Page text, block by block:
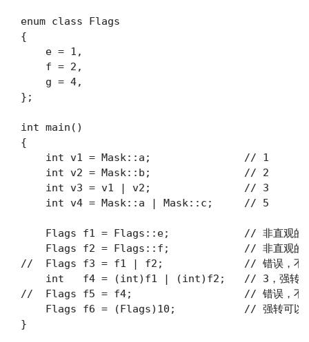
enum class Flags
{
    e = 1,
    f = 2,
    g = 4,
};
int main()
{
    int v1 = Mask::a;               // 1
    int v2 = Mask::b;               // 2
    int v3 = v1 | v2;               // 3
    int v4 = Mask::a | Mask::c;     // 5
Flags f1 = Flags::e;            // 非直观的
Flags f2 = Flags::f;            // 非直观的
//  Flags f3 = f1 | f2;             // 错误，不
    int   f4 = (int)f1 | (int)f2;   // 3，强转
//  Flags f5 = f4;                  // 错误，不
    Flags f6 = (Flags)10;           // 强转可以